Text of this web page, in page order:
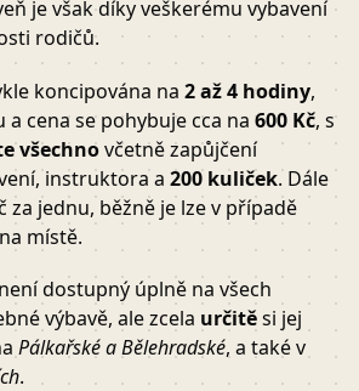
je však díky veškerému vybavení
rodičů.
koncipována na 2 až 4 hodiny,
a cena se pohybuje cca na 600 Kč, s
všechnovčetně zapůjčení
instruktora a 200 kuliček. Dále
za jednu, běžně je lze v případě
místě.
není dostupný úplně na všech
výbavě, ale zcela určitěsi jej
Pálkařské a Bělehradské, a také v
.